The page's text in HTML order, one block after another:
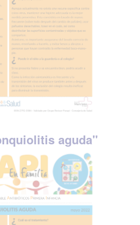
aguda"